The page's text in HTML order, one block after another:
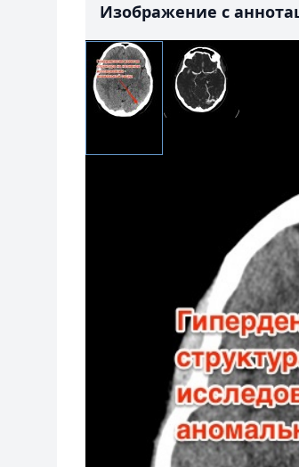
Изображение с